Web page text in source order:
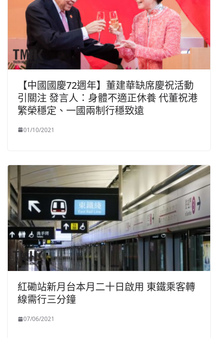
【中國國慶72週年】董建華缺席慶祝活動
引關注 發言人：身體不適正休養 代董祝港
繁榮穩定、一國兩制行穩致遠
01/10/2021
紅磡站新月台本月二十日啟用 東鐵乘客轉
線需行三分鐘
07/06/2021